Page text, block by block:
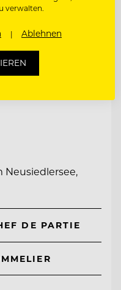
Neusiedlersee,
DE PARTIE
verwalten.
Ablehnen